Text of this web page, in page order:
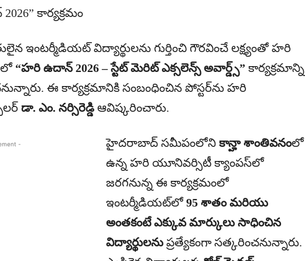
కార్యక్రమం
ఇంటర్మీడియట్ విద్యార్థులను గుర్తించి గౌరవించే లక్ష్యంతో హరి
“హరి ఉదాన్ 2026 – స్టేట్ మెరిట్ ఎక్సలెన్స్ అవార్డ్స్” కార్యక్రమాన్ని
ఈ కార్యక్రమానికి సంబంధించిన పోస్టర్‌ను హరి
డా. ఎం. నర్సిరెడ్డి ఆవిష్కరించారు.
- హైదరాబాద్ సమీపంలోని కాన్హా శాంతివనంలో
ఉన్న హరి యూనివర్సిటీ క్యాంపస్‌లో
జరగనున్న ఈ కార్యక్రమంలో
ఇంటర్మీడియట్‌లో95 శాతం మరియు
అంతకంటే ఎక్కువ మార్కులు సాధించిన
విద్యార్థులను ప్రత్యేకంగా సత్కరించనున్నారు.